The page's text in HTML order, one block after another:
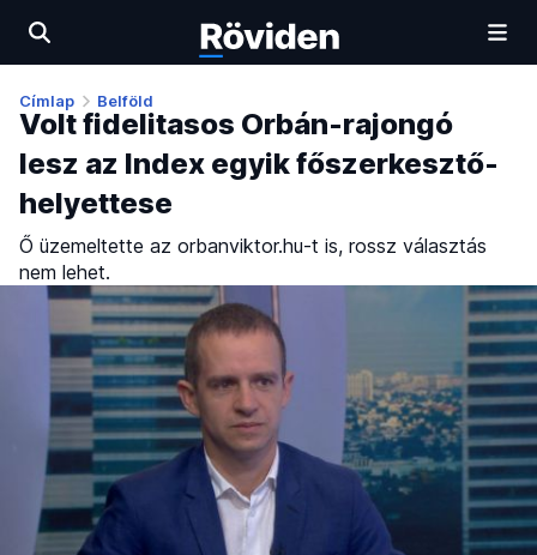
Címlap Belföld
Volt fidelitasos Orbán-rajongó
lesz az Index egyik főszerkesztő-
helyettese
Ő üzemeltette az orbanviktor.hu-t is, rossz választás
nem lehet.